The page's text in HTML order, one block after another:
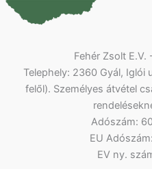
Fehér Zsolt
Telephely: 2360 Gyál, Iglói
felől). Személyes átvétel
Adószám:
EU
EV ny.